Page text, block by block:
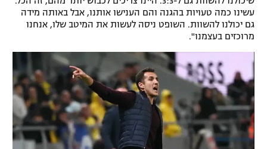
המגזין
עשינו כמה טעויות בהגנה והם הענישו אותנו, אבל באותה מידה
גם יכולנו להשוות. השופט ניסה לעשות את המיטב שלו, אנחנו
מרוכזים בעצמנו".